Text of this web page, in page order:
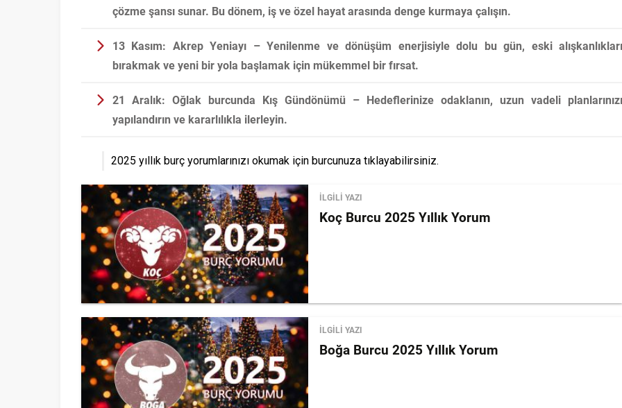
çözme şansı sunar. Bu dönem, iş ve özel hayat arasında denge kurmaya çalışın.
13 Kasım: Akrep Yeniayı – Yenilenme ve dönüşüm enerjisiyle dolu bu gün, eski
bırakmak ve yeni bir yola başlamak için mükemmel bir fırsat.
21 Aralık: Oğlak burcunda Kış Gündönümü – Hedeflerinize odaklanın, uzun vadeli planlarınızı
yapılandırın ve kararlılıkla ilerleyin.
2025 yıllık burç yorumlarınızı okumak için burcunuza tıklayabilirsiniz.
İLGİLİ YAZI
Koç Burcu 2025 Yıllık Yorum
İLGİLİ YAZI
Boğa Burcu 2025 Yıllık Yorum